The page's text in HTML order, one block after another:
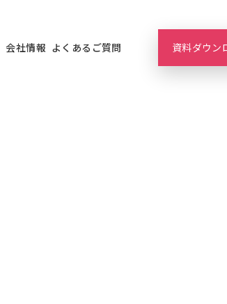
会社情報 よくあるご質問 資料ダウン